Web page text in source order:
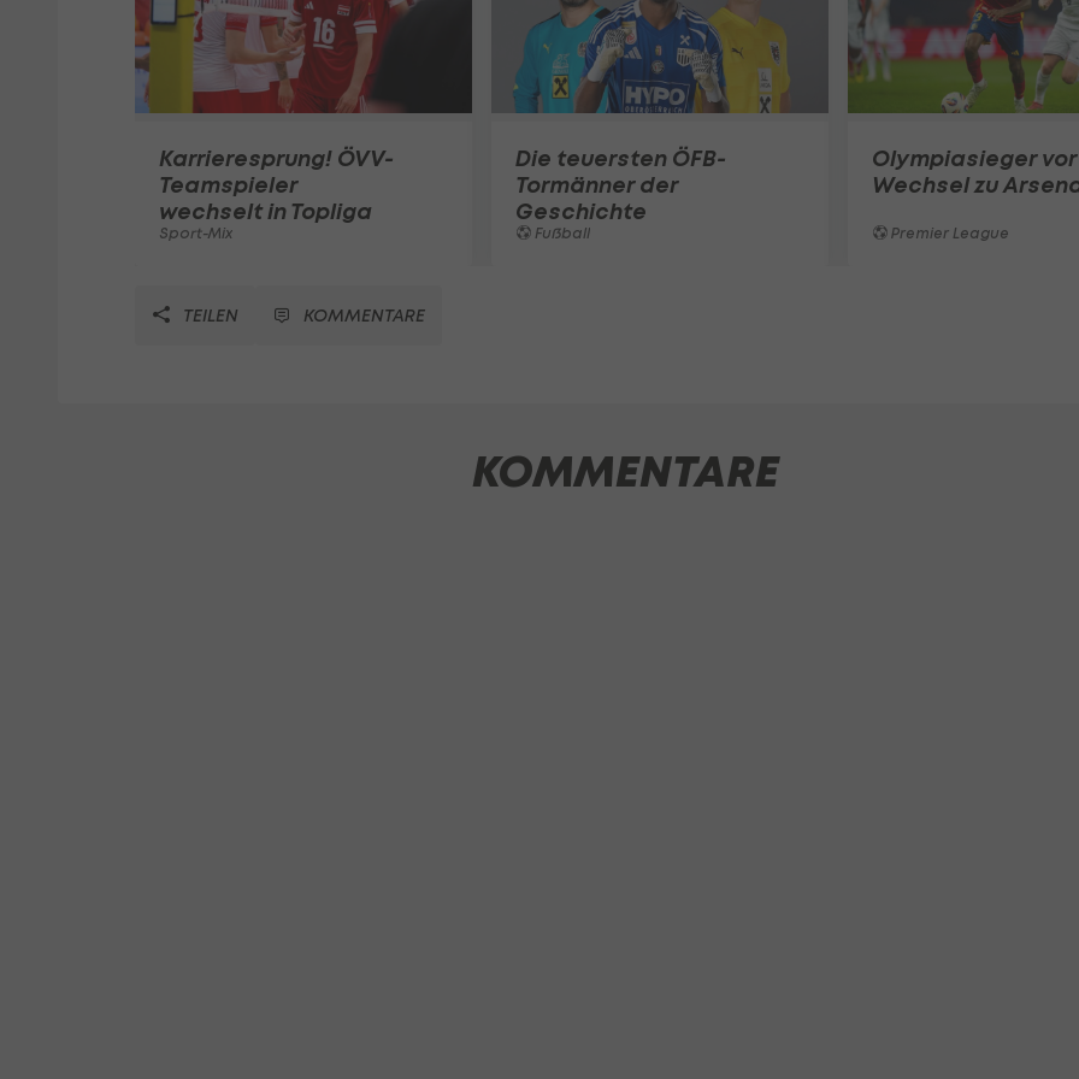
Karrieresprung! ÖVV-
Teamspieler
wechselt in Topliga
Sport-Mix
Die teuersten ÖFB-
Tormänner der
Geschichte
Fußball
Olympiasieger vor
Wechsel zu
Premier League
TEILEN KOMMENTARE
KOMMENTARE